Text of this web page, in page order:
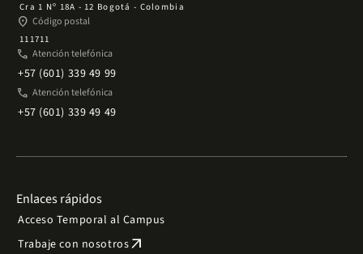
Cra 1 Nº 18A - 12 Bogotá - Colombia
place Código postal
111711
phone Atención telefónica
+57 (601) 339 49 99
phone Atención telefónica
+57 (601) 339 49 49
Enlaces rápidos
Acceso Temporal al Campus
Trabaje con nosotrosarrow_outward